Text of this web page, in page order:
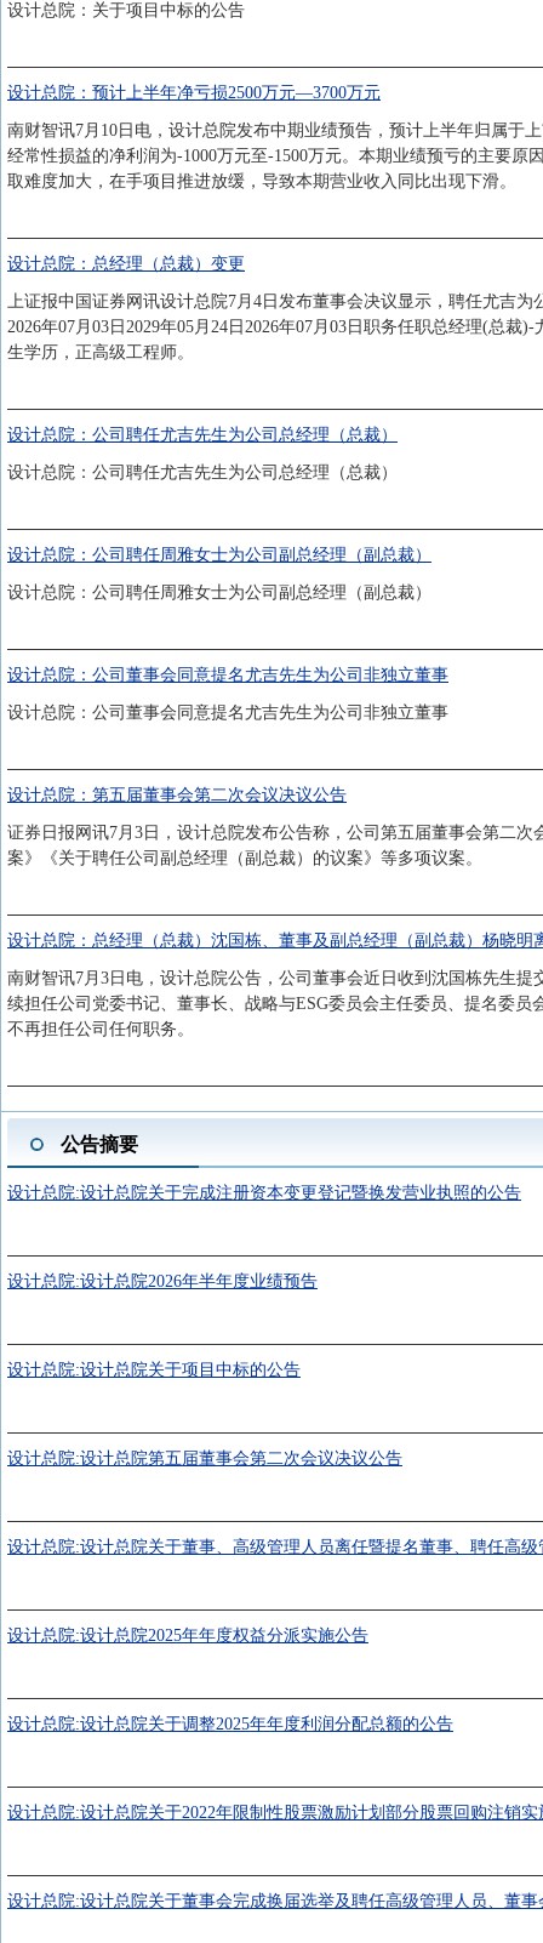
设计总院：关于项目中标的公告
设计总院：预计上半年净亏损2500万元—3700万元
南财智讯7月10日电，设计总院发布中期业绩预告，预计上半年归属于
经常性损益的净利润为-1000万元至-1500万元。本期业绩预亏的主要
取难度加大，在手项目推进放缓，导致本期营业收入同比出现下滑。
设计总院：总经理（总裁）变更
上证报中国证券网讯设计总院7月4日发布董事会决议显示，聘任尤吉
2026年07月03日2029年05月24日2026年07月03日职务任职总经理(总
生学历，正高级工程师。
设计总院：公司聘任尤吉先生为公司总经理（总裁）
设计总院：公司聘任尤吉先生为公司总经理（总裁）
设计总院：公司聘任周雅女士为公司副总经理（副总裁）
设计总院：公司聘任周雅女士为公司副总经理（副总裁）
设计总院：公司董事会同意提名尤吉先生为公司非独立董事
设计总院：公司董事会同意提名尤吉先生为公司非独立董事
设计总院：第五届董事会第二次会议决议公告
证券日报网讯7月3日，设计总院发布公告称，公司第五届董事会第二
案》《关于聘任公司副总经理（副总裁）的议案》等多项议案。
设计总院：总经理（总裁）沈国栋、董事及副总经理（副总裁）杨晓明
南财智讯7月3日电，设计总院公告，公司董事会近日收到沈国栋先生
续担任公司党委书记、董事长、战略与ESG委员会主任委员、提名委
不再担任公司任何职务。
公告摘要
设计总院:设计总院关于完成注册资本变更登记暨换发营业执照的公告
设计总院:设计总院2026年半年度业绩预告
设计总院:设计总院关于项目中标的公告
设计总院:设计总院第五届董事会第二次会议决议公告
设计总院:设计总院关于董事、高级管理人员离任暨提名董事、聘任高
设计总院:设计总院2025年年度权益分派实施公告
设计总院:设计总院关于调整2025年年度利润分配总额的公告
设计总院:设计总院关于2022年限制性股票激励计划部分股票回购注销实
设计总院:设计总院关于董事会完成换届选举及聘任高级管理人员、董